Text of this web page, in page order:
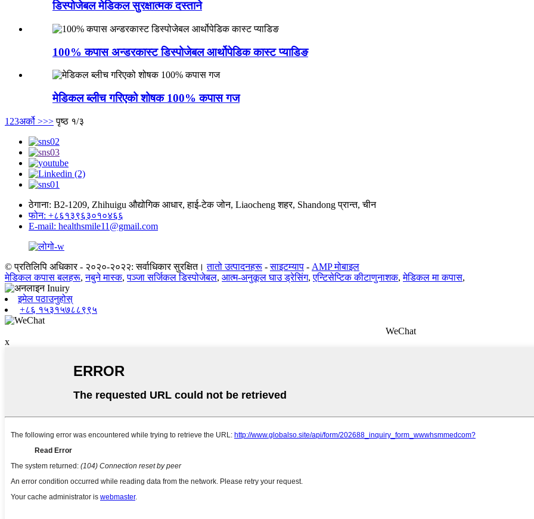
डिस्पोजेबल मेडिकल सुरक्षात्मक दस्ताने
100% कपास अन्डरकास्ट डिस्पोजेबल आर्थोपेडिक कास्ट प्याडिङ
मेडिकल ब्लीच गरिएको शोषक 100% कपास गज
1 23अर्को >>> पृष्ठ १/३
ठेगाना: B2-1209, Zhihuigu औद्योगिक आधार, हाई-टेक जोन, Liaocheng शहर, Shandong प्रान्त, चीन
फोन: +८६१३९६३०१०४६६
E-mail: healthsmile11@gmail.com
© प्रतिलिपि अधिकार - २०२०-२०२२: सर्वाधिकार सुरक्षित। तातो उत्पादनहरू -साइटम्याप - AMP मोबाइल
मेडिकल कपास बलहरू,नबुने मास्क,पञ्जा सर्जिकल डिस्पोजेबल, आत्म-अनुकूल घाउ ड्रेसिंग,एन्टिसेप्टिक कीटाणुनाशक,मेडिकल मा कपास,
इमेल पठाउनुहोस्
+८६ १५३१५७८८९९५
WeChat
x